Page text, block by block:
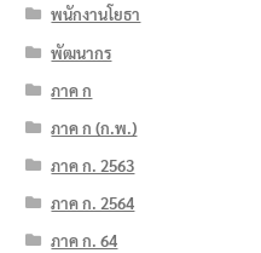
พนักงานโยธา
พัฒนากร
ภาค ก
ภาค ก (ก.พ.)
ภาค ก. 2563
ภาค ก. 2564
ภาค ก. 64